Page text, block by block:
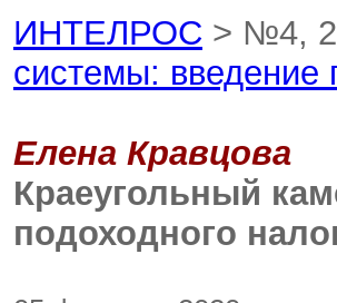
ИНТЕЛРОС > №4,
системы: введение
Елена Кравцова
Краеугольный
подоходного